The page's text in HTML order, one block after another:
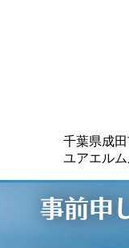
千葉県成
ユアエル